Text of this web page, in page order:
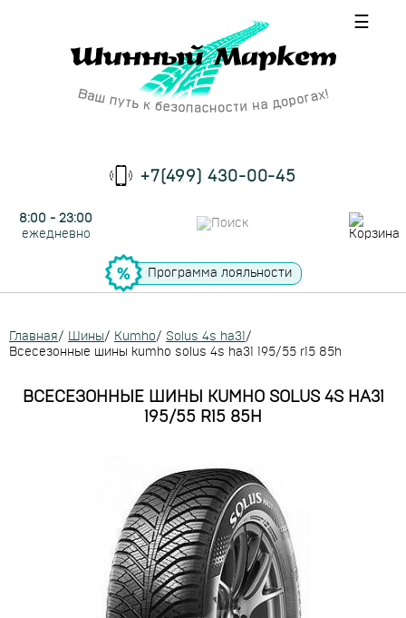
☰
+7(499) 430-00-45
8:00 - 23:00
ежедневно
Программа лояльности
Главная/ Шины/ Kumho/ Solus 4s ha31 /
Всесезонные шины kumho solus 4s ha31 195/55 r15 85h
ВСЕСЕЗОННЫЕ ШИНЫ KUMHO SOLUS 4S HA31
195/55 R15 85H